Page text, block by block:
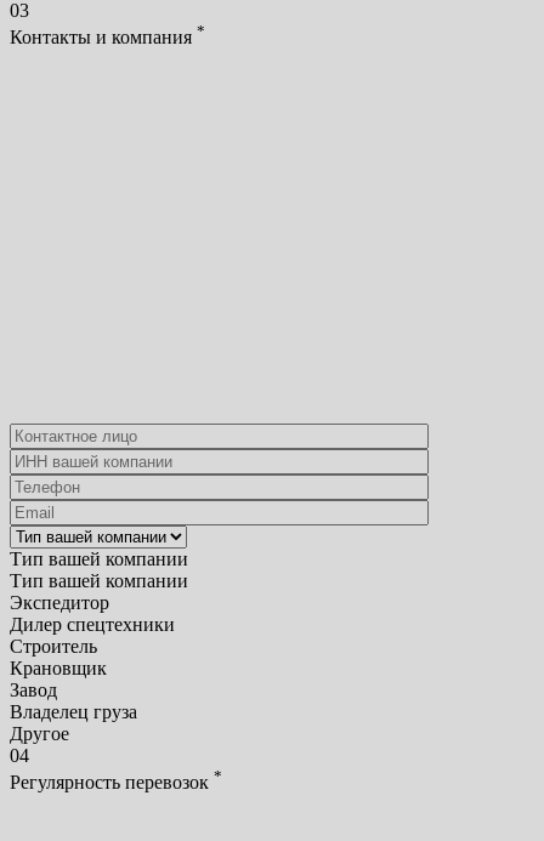
03
Контакты и компания *
Тип вашей компании
Тип вашей компании
Экспедитор
Дилер спецтехники
Строитель
Крановщик
Завод
Владелец груза
Другое
04
Регулярность перевозок *